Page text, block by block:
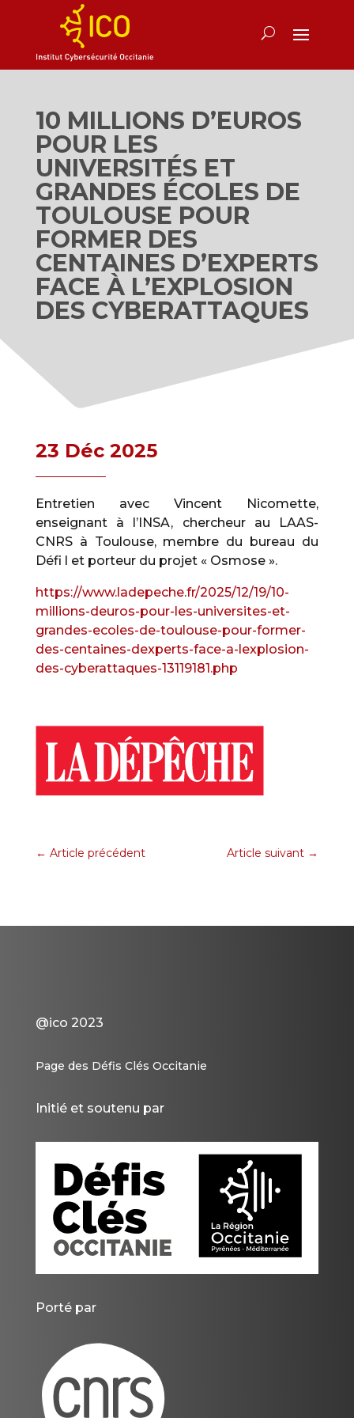
10 MILLIONS D’EUROS
POUR LES
UNIVERSITÉS ET
GRANDES ÉCOLES DE
TOULOUSE POUR
FORMER DES
CENTAINES D’EXPERTS
FACE À L’EXPLOSION
DES CYBERATTAQUES
23 Déc 2025
Entretien avec Vincent Nicomette,
enseignant à l’INSA, chercheur au LAAS-
CNRS à Toulouse, membre du bureau du
Défi l et porteur du projet « Osmose ».
https://www.ladepeche.fr/2025/12/19/10-
millions-deuros-pour-les-universites-et-
grandes-ecoles-de-toulouse-pour-former-
des-centaines-dexperts-face-a-lexplosion-
des-cyberattaques-13119181.php
← Article précédent Article suivant →
@ico 2023
Page des Défis Clés Occitanie
Initié et soutenu par
Porté par